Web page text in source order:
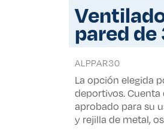
ventilador industrial alpaca de
pared de
ALPPAR30
La opción elegida
deportivos.
aprobado para su
y rejilla de metal,